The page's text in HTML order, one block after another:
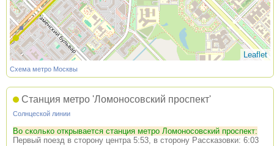
Leaflet
Схема метро Москвы
Станция метро 'Ломоносовский проспект'
Солнцеской линии
Во сколько открывается станция метро Ломоносовский проспект:
Первый поезд в сторону центра 5:53, в сторону Рассказовки: 6:03